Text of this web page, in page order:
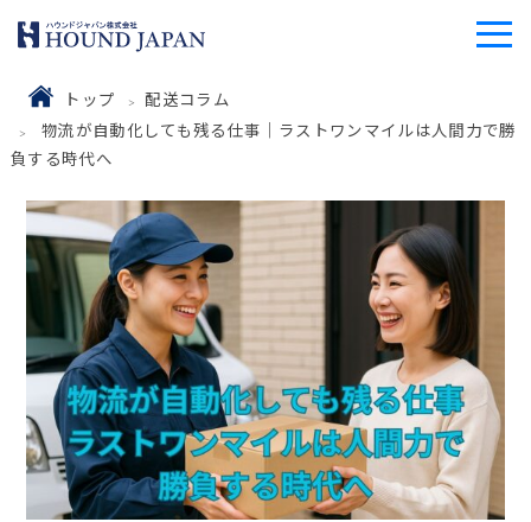
トップ
配送コラム
物流が自動化しても残る仕事｜ラストワンマイルは人間力で勝
負する時代へ